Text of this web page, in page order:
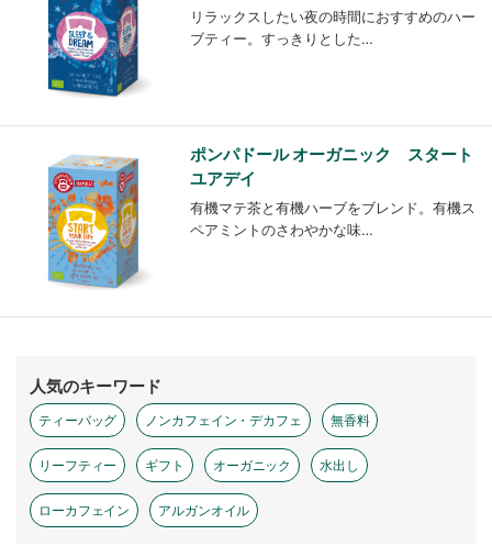
リラックスしたい夜の時間におすすめのハー
ブティー。すっきりとした…
ポンパドール オーガニック スタート
ユアデイ
有機マテ茶と有機ハーブをブレンド。有機ス
ペアミントのさわやかな味…
人気のキーワード
ティーバッグ ノンカフェイン・デカフェ 無香料
リーフティー ギフト オーガニック 水出し
ローカフェイン アルガンオイル